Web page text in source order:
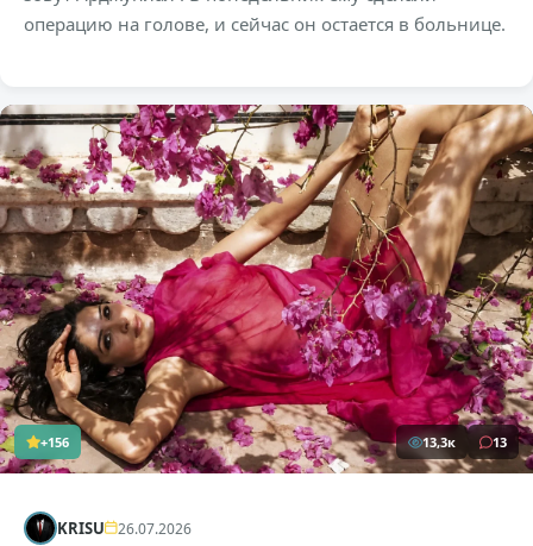
операцию на голове, и сейчас он остается в больнице.
+156 13,3к 13
KRISU 26.07.2026